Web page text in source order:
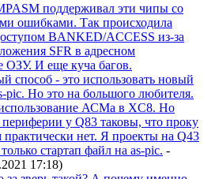
поддерживал эти чипы со
ошибками. Так происходила
BANKED/ACCESS из-за
SFR в адресном
ОЗУ. И еще куча багов.
способ - это использовать новый
pic. Но это на большого любителя.
АСМа в XC8. Но
периферии у Q83 таковы, что проку
нет. Я проекты на Q43
стартап файл на as-pic. -
17:18)